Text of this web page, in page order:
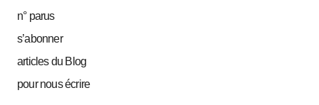
n° parus
s’abonner
articles du Blog
pour nous écrire